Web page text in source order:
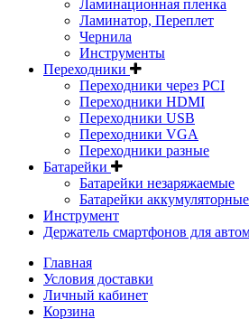
Ламинационная пленка
Ламинатор, Переплет
Чернила
Инструменты
Переходники
Переходники через PCI
Переходники HDMI
Переходники USB
Переходники VGA
Переходники разные
Батарейки
Батарейки незаряжаемые
Батарейки аккумуляторные
Инструмент
Держатель смартфонов для
Главная
Условия доставки
Личный кабинет
Корзина